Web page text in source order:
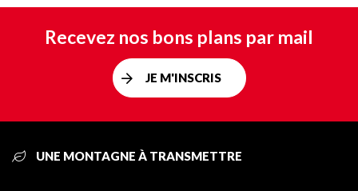
Recevez nos bons plans par mail
JE M'INSCRIS
UNE MONTAGNE À TRANSMETTRE